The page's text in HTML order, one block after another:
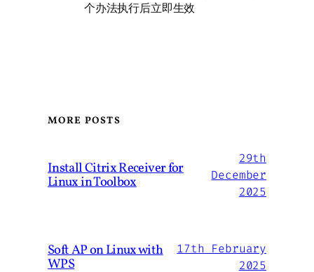
个办法执行后立即生效
MORE POSTS
Install Citrix Receiver for
Linux in Toolbox
29th
December
2025
Soft AP on Linux with
WPS
17th February
2025